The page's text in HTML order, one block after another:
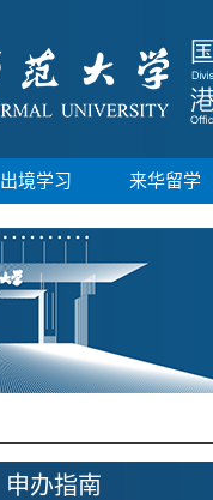
出境学习 来华留学
申办指南